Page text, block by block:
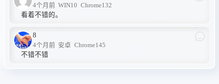
4个月前 WIN10 Chrome132
看着不错的。
8
4个月前 安卓 Chrome145
不错不错